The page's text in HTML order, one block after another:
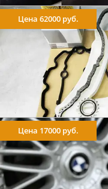
Цена 62000 руб.
Цена 17000 руб.